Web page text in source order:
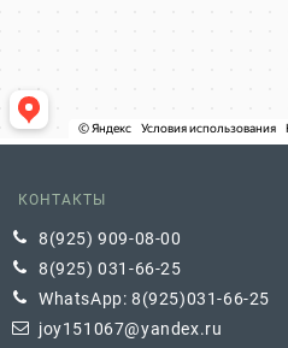
КОНТАКТЫ
8(925) 909-08-00
8(925) 031-66-25
WhatsApp: 8(925)031-66-25
joy151067@yandex.ru